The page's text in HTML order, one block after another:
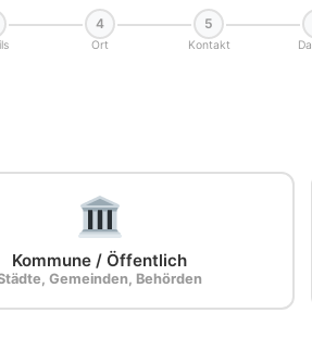
4
Ort
5
Kontakt
Kommune / Öffentlich
Gemeinden, Behörden